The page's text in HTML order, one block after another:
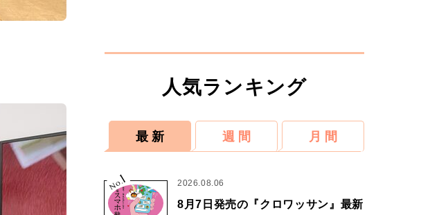
人気ランキング
最 新 週 間 月 間
No.
1 2026.08.06
8月7日発売の『クロワッサン』最新